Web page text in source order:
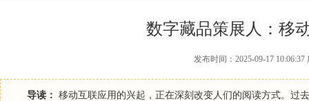
数字藏品策展人：移
发布时间：2025-09-17
导读： 移动互联应用的兴起，正在深刻改变人们的阅读方式。过